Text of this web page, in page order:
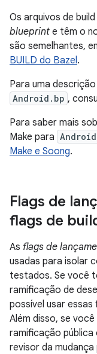
Os arquivos de
blueprint e têm o
são semelhantes,
BUILD do Bazel.
Para uma
Android.bp ,
Para saber mais
Make para
Make e Soong.
Flags de
flags de
As flags de
usadas para isolar
testados. Se você
ramificação de
possível usar
Além disso, se
ramificação
revisor da